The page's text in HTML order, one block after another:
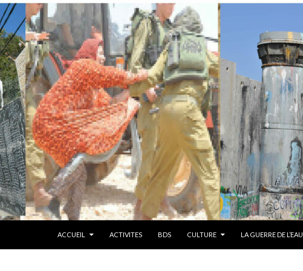
ACCUEIL
ACTIVITES BDS CULTURE LA GUERRE DE L’EAU